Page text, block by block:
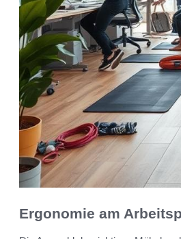
Ergonomie am